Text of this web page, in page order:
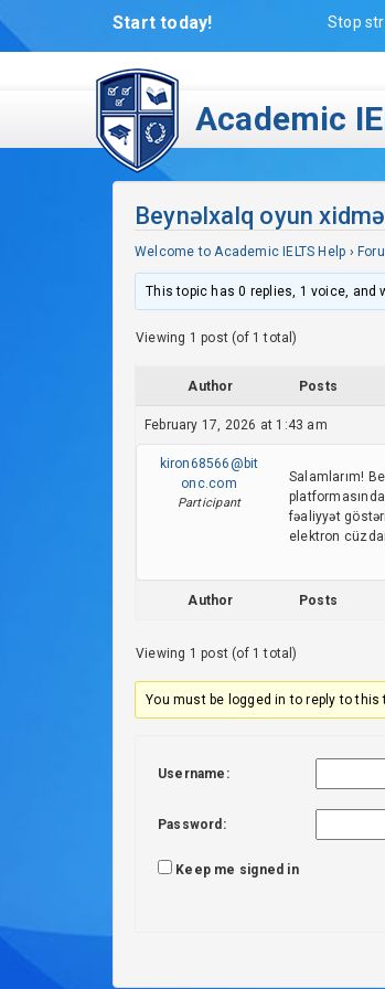
Start today! Stop
Academic
Beynəlxalq oyun
Welcome to Academic IELTS Help ›
This topic has 0 replies, 1 voice, and
Viewing 1 post (of 1 total)
Author Posts
February 17, 2026 at 1:43 am
kiron68566@bit
onc.com
Participant
Salamlarım!
fəaliyyət
elektron
Author Posts
Viewing 1 post (of 1 total)
You must be logged in to reply to this
Username:
Password:
Keep me signed in